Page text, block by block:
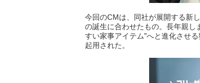
今回のCMは、同社が展開する新
の誕生に合わせたもの。長年親し
すい家事アイテム”へと進化させ
起用された。